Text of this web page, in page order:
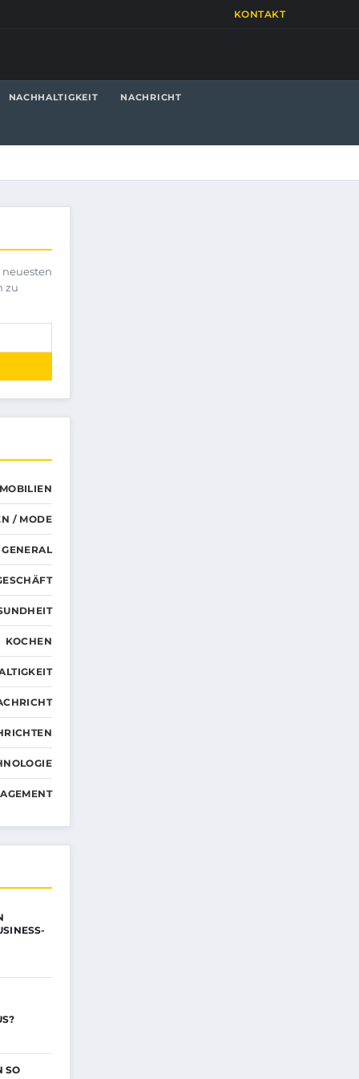
KONTAKT
NACHHALTIGKEIT NACHRICHT
neuesten
zu
/ MODE
GENERAL
KOCHEN
SO